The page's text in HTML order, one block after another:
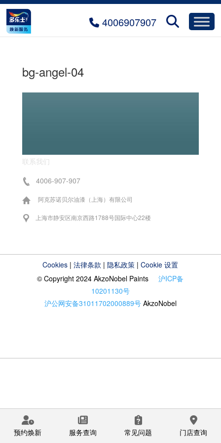
4006907907
bg-angel-04
联系我们
4006-907-907
阿克苏诺贝尔油漆（上海）有限公司
上海市静安区南京西路1788号国际中心22楼
Cookies |法律条款 |隐私政策 |Cookie 设置
© Copyright 2024 AkzoNobel Paints沪ICP备
10201130号
沪公网安备31011702000889号 AkzoNobel
预约焕新 服务查询 常见问题 门店查询